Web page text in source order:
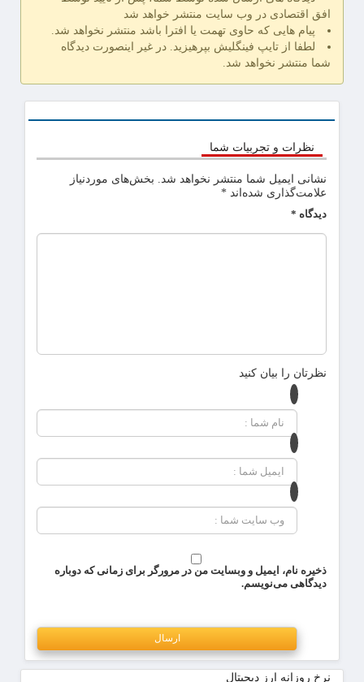
افق اقتصادی در وب سایت منتشر خواهد شد
پیام هایی که حاوی تهمت یا افترا باشد منتشر نخواهد شد.
لطفا از تایپ فینگلیش بپرهیزید. در غیر اینصورت دیدگاه
شما منتشر نخواهد شد.
نظرات و تجربیات شما
نشانی ایمیل شما منتشر نخواهد شد.
بخش‌های موردنیاز
علامت‌گذاری شده‌اند *
دیدگاه *
نظرتان را بیان کنید
ذخیره نام، ایمیل و وبسایت من در مرورگر برای زمانی که دوباره
دیدگاهی می‌نویسم.
نرخ روزانه ارز دیجیتال